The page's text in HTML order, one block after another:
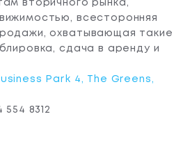
вторичного рынка,
всесторонняя
охватывающая такие
сдача в аренду и
Park 4, The Greens,
554 8312